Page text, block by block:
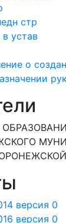
стр
устав
о
версия 0
версия 0